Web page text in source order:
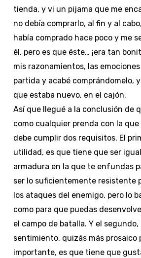
tienda, y vi un pijama que me
no debía comprarlo, al fin y al
había comprado hace poco y me
él, pero es que éste… ¡era tan
mis razonamientos, las
partida y acabé comprándomelo,
que estaba nuevo, en el cajón.
Así que llegué a la conclusión de
como cualquier prenda con la
debe cumplir dos requisitos. El
utilidad, es que tiene que ser
armadura en la que te enfundas
ser lo suficientemente resistente
los ataques del enemigo, pero lo
como para que puedas
el campo de batalla. Y el segundo,
sentimiento, quizás más prosaico
importante, es que tiene que